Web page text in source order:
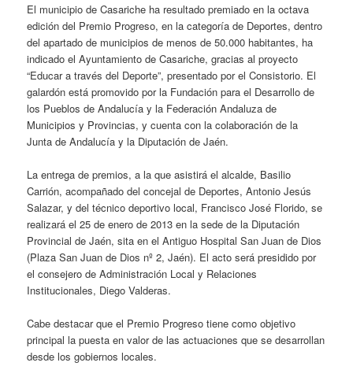
El municipio de Casariche ha resultado premiado en la octava
edición del Premio Progreso, en la categoría de Deportes, dentro
del apartado de municipios de menos de 50.000 habitantes, ha
indicado el Ayuntamiento de Casariche, gracias al proyecto
“Educar a través del Deporte”, presentado por el Consistorio. El
galardón está promovido por la Fundación para el Desarrollo de
los Pueblos de Andalucía y la Federación Andaluza de
Municipios y Provincias, y cuenta con la colaboración de la
Junta de Andalucía y la Diputación de Jaén.
La entrega de premios, a la que asistirá el alcalde, Basilio
Carrión, acompañado del concejal de Deportes, Antonio Jesús
Salazar, y del técnico deportivo local, Francisco José Florido, se
realizará el 25 de enero de 2013 en la sede de la Diputación
Provincial de Jaén, sita en el Antiguo Hospital San Juan de Dios
(Plaza San Juan de Dios nº 2, Jaén). El acto será presidido por
el consejero de Administración Local y Relaciones
Institucionales, Diego Valderas.
Cabe destacar que el Premio Progreso tiene como objetivo
principal la puesta en valor de las actuaciones que se desarrollan
desde los gobiernos locales.